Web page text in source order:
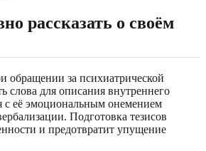
рассказать о своём
обращении за психиатрической
для описания внутреннего
с её эмоциональным онемением
Подготовка тезисов
и предотвратит упущение